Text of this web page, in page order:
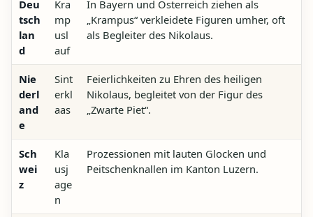
Deu
tsch
lan
d
Kra
mp
usl
auf
In Bayern und Österreich ziehen als
„Krampus“ verkleidete Figuren umher, oft
als Begleiter des Nikolaus.
Nie
derl
and
e
Sint
erkl
aas
Feierlichkeiten zu Ehren des heiligen
Nikolaus, begleitet von der Figur des
„Zwarte Piet“.
Sch
wei
z
Kla
usj
age
n
Prozessionen mit lauten Glocken und
Peitschenknallen im Kanton Luzern.